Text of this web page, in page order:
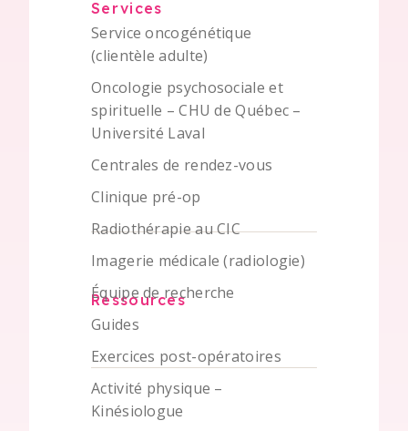
Services
Service oncogénétique
(clientèle adulte)
Oncologie psychosociale et
spirituelle – CHU de Québec –
Université Laval
Centrales de rendez-vous
Clinique pré-op
Radiothérapie au CIC
Imagerie médicale (radiologie)
Équipe de recherche
Ressources
Guides
Exercices post-opératoires
Activité physique –
Kinésiologue